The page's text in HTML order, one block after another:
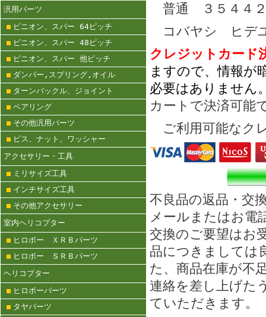
汎用パーツ
ピニオン、スパー 64ピッチ
ピニオン、スパー 48ピッチ
ピニオン、スパー 他ピッチ
ダンパー,スプリング,オイル
ターンバックル、ジョイント
ベアリング
その他汎用パーツ
ビス、ナット、ワッシャー
アクセサリー・工具
ミリサイズ工具
インチサイズ工具
その他アクセサリー
室内ヘリコプター
ヒロボー ＸＲＢパーツ
ヒロボー ＳＲＢパーツ
ヘリコプター
ヒロボーパーツ
タヤパーツ
普通 ３５４４
コバヤシ ヒデ
クレジットカ
ますので、情報が
必要はありません
カートで決済可能
ご利用可能なク
不良品の返品・交
メールまたはお電
交換のご要望はお
品につきましては
た、商品在庫が不
連絡を差し上げた
ていただきます。